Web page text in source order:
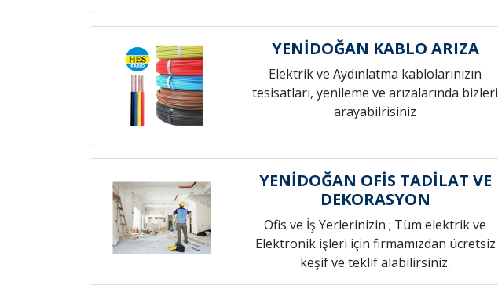
YENİDOĞAN KABLO ARIZA
Elektrik ve Aydınlatma kablolarınızın
tesisatları, yenileme ve arızalarında bizleri
arayabilrisiniz
YENİDOĞAN OFİS TADİLAT VE
DEKORASYON
Ofis ve İş Yerlerinizin ; Tüm elektrik ve
Elektronik işleri için firmamızdan ücretsiz
keşif ve teklif alabilirsiniz.